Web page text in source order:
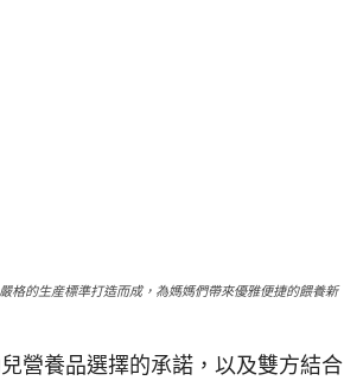
格的生産標準打造而成，為媽媽們帶來優雅便捷的餵養新
營養品選擇的承諾，以及雙方結合